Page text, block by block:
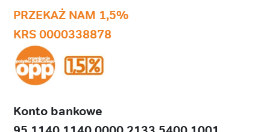
PRZEKAŻ NAM 1,5%
KRS 0000338878
Konto bankowe